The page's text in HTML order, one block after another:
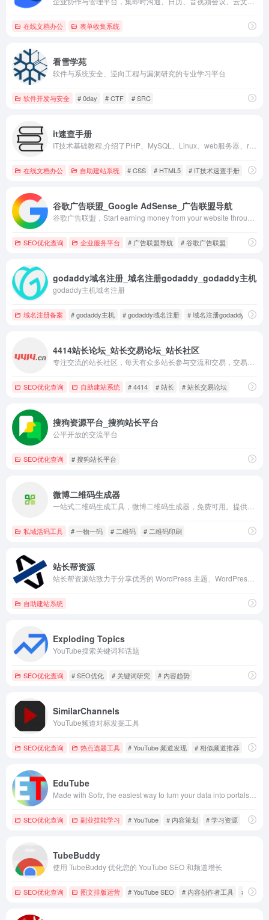
在线文档办公 表单收集系统
看雪学苑
软件与系统安全、逆向工程与漏洞研究的专业学习平台
软件开发与安全 # 0day # CTF # SRC
it速查手册
在线文档办公 自助建站系统 # CSS # HTML5 # IT技术速查手册
谷歌广告联盟_Google AdSense_广告联盟导航
SEO优化查询 企业服务平台 # 广告联盟导航 # 谷歌广告联盟
godaddy域名注册_域名注册godaddy_godaddy主机
godaddy主机域名注册
域名注册备案 # godaddy主机 # godaddy域名注册 # 域名注册godaddy
4414站长论坛_站长交易论坛_站长社区
SEO优化查询 自助建站系统 # 4414 # 站长 # 站长交易论坛
搜狗资源平台_搜狗站长平台
公平开放的交流平台
SEO优化查询 # 搜狗站长平台
微博二维码生成器
私域活码工具 # 一物一码 # 二维码 # 二维码印刷
站长帮资源
自助建站系统
Exploding Topics
YouTube搜索关键词和话题
SEO优化查询 # SEO优化 # 关键词研究 # 内容趋势
SimilarChannels
YouTube频道对标发掘工具
SEO优化查询 热点选题工具 # YouTube 频道发现 # 相似频道推荐 # 社区
EduTube
SEO优化查询 副业技能学习 # YouTube # 内容策划 # 学习资源
TubeBuddy
使用 TubeBuddy 优化您的 YouTube SEO 和频道增长
SEO优化查询 图文排版运营 # YouTube SEO # 内容创作者工具 # 视频优